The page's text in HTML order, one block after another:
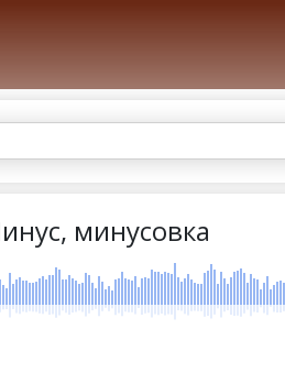
минусовка